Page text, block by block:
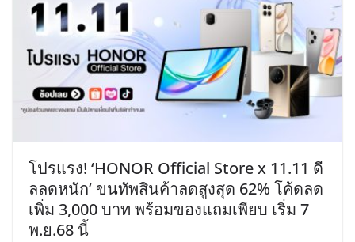
โปรแรง! ‘HONOR Official Store x 11.11 ดี
ลลดหนัก’ ขนทัพสินค้าลดสูงสุด 62% โค้ดลด
เพิ่ม 3,000 บาท พร้อมของแถมเพียบ เริ่ม 7
พ.ย.68 นี้